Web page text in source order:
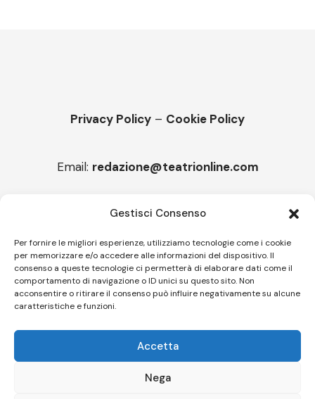
Gestisci Consenso
Per fornire le migliori esperienze, utilizziamo tecnologie come i cookie
per memorizzare e/o accedere alle informazioni del dispositivo. Il
consenso a queste tecnologie ci permetterà di elaborare dati come il
comportamento di navigazione o ID unici su questo sito. Non
acconsentire o ritirare il consenso può influire negativamente su alcune
caratteristiche e funzioni.
Accetta
Nega
Privacy Policy – Cookie Policy
Email: redazione@teatrionline.com
“Cico festival! Oltre 1500 spettatori a Filadelfia
Firenze - SEO BY SIMONE ROMPIETTI SR WEB